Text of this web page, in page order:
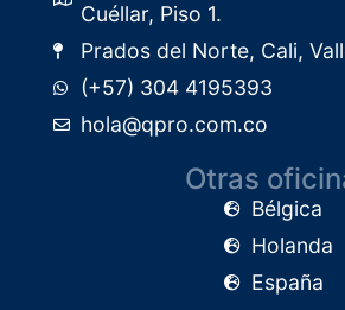
Cuéllar, Piso 1.​
Prados del Norte, Cali,
(+57) 304 4195393
hola@qpro.com.co
Otras
Bélgica
Holanda
España